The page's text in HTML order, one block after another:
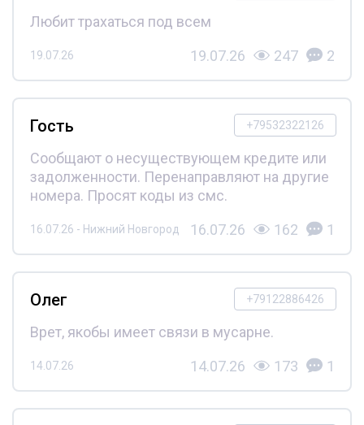
Любит трахаться под всем
19.07.26 19.07.26 247 2
+79532322126
Гость
Сообщают о несуществующем кредите или
задолженности. Перенаправляют на другие
номера. Просят коды из смс.
16.07.26 - Нижний Новгород 16.07.26 162 1
+79122886426
Олег
Врет, якобы имеет связи в мусарне.
14.07.26 14.07.26 173 1